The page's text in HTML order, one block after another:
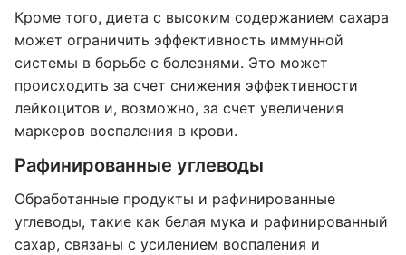
Кроме того, диета с высоким содержанием сахара
может ограничить эффективность иммунной
системы в борьбе с болезнями. Это может
происходить за счет снижения эффективности
лейкоцитов и, возможно, за счет увеличения
маркеров воспаления в крови.
Рафинированные углеводы
Обработанные продукты и рафинированные
углеводы, такие как белая мука и рафинированный
сахар, связаны с усилением воспаления и